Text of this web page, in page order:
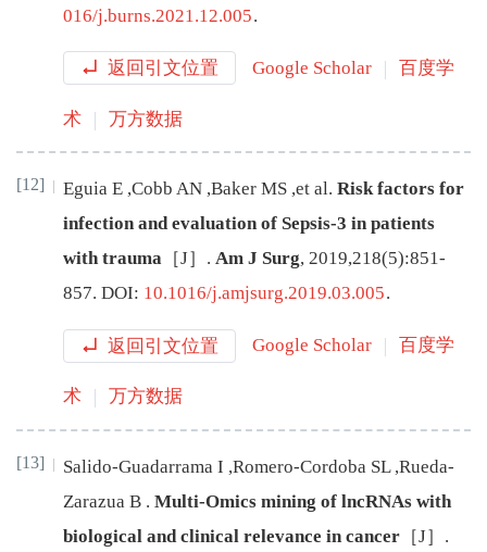
016/j.burns.2021.12.005.
返回引文位置 Google Scholar 百度学
术 万方数据
[12] Eguia E ,Cobb AN ,Baker MS ,et al. Risk factors for
infection and evaluation of Sepsis-3 in patients
with trauma ［J］. Am J Surg, 2019,218(5):851-
857. DOI: 10.1016/j.amjsurg.2019.03.005.
返回引文位置 Google Scholar 百度学
术 万方数据
[13] Salido-Guadarrama I ,Romero-Cordoba SL ,Rueda-
Zarazua B . Multi-Omics mining of lncRNAs with
biological and clinical relevance in cancer ［J］.